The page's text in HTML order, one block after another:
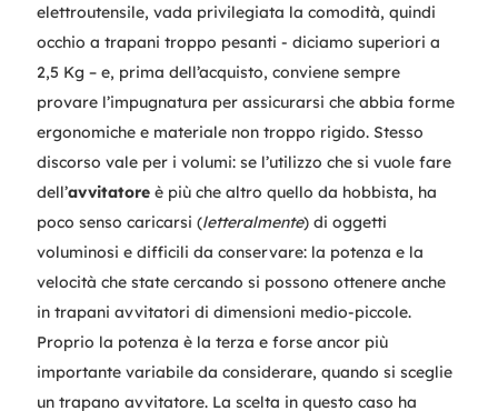
elettroutensile, vada privilegiata la comodità, quindi
occhio a trapani troppo pesanti - diciamo superiori a
2,5 Kg – e, prima dell’acquisto, conviene sempre
provare l’impugnatura per assicurarsi che abbia forme
ergonomiche e materiale non troppo rigido. Stesso
discorso vale per i volumi: se l’utilizzo che si vuole fare
dell’avvitatoreè più che altro quello da hobbista, ha
poco senso caricarsi (letteralmente) di oggetti
voluminosi e difficili da conservare: la potenza e la
velocità che state cercando si possono ottenere anche
in trapani avvitatori di dimensioni medio-piccole.
Proprio la potenza è la terza e forse ancor più
importante variabile da considerare, quando si sceglie
un trapano avvitatore. La scelta in questo caso ha